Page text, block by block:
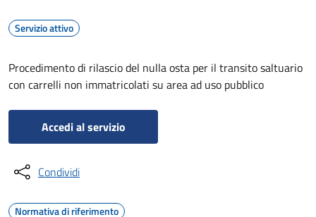
Servizio attivo
Procedimento di rilascio del nulla osta per il transito saltuario
con carrelli non immatricolati su area ad uso pubblico
Accedi al servizio
Condividi
Normativa di riferimento